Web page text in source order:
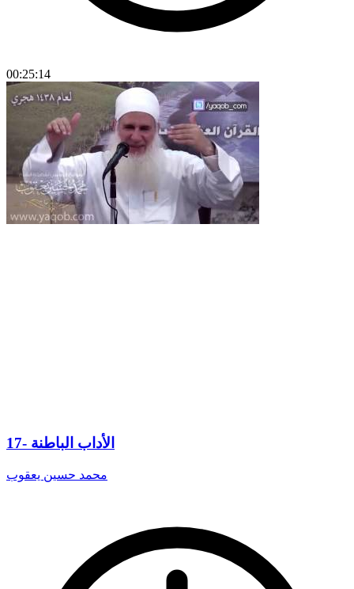
00:25:14
17- الأداب الباطنة
محمد حسين يعقوب